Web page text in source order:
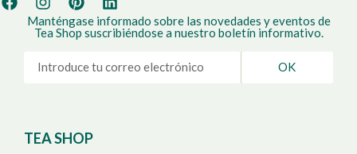
Manténgase informado sobre las novedades y eventos de
Tea Shop suscribiéndose a nuestro boletín informativo.
OK
TEA SHOP